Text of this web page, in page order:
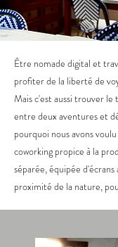
Être nomade digital et
profiter de la liberté de
Mais c'est aussi trouver
entre deux aventures et
pourquoi nous avons
coworking propice à la
séparée, équipée
proximité de la nature,